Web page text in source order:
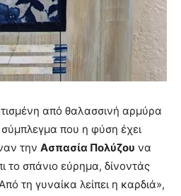
από θαλασσινή αρμύρα
που η φύση έχει
την Ασπασία Πολύζου να
το σπάνιο εύρημα, δίνοντάς
τη γυναίκα λείπει η καρδιά»,